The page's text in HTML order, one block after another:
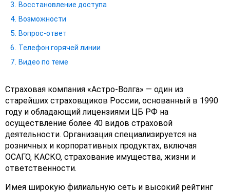
Восстановление доступа
Возможности
Вопрос-ответ
Телефон горячей линии
Видео по теме
Страховая компания «Астро-Волга» — один из
старейших страховщиков России, основанный в 1990
году и обладающий лицензиями ЦБ РФ на
осуществление более 40 видов страховой
деятельности. Организация специализируется на
розничных и корпоративных продуктах, включая
ОСАГО, КАСКО, страхование имущества, жизни и
ответственности.
Имея широкую филиальную сеть и высокий рейтинг